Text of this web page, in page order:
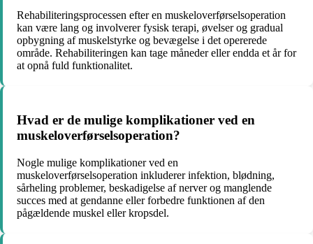
Rehabiliteringsprocessen efter en muskeloverførselsoperation
kan være lang og involverer fysisk terapi, øvelser og gradual
opbygning af muskelstyrke og bevægelse i det opererede
område. Rehabiliteringen kan tage måneder eller endda et år for
at opnå fuld funktionalitet.
Hvad er de mulige komplikationer ved en
muskeloverførselsoperation?
Nogle mulige komplikationer ved en
muskeloverførselsoperation inkluderer infektion, blødning,
sårheling problemer, beskadigelse af nerver og manglende
succes med at gendanne eller forbedre funktionen af den
pågældende muskel eller kropsdel.